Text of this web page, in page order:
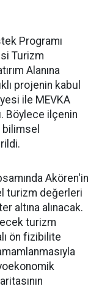
Programı
Turizm
Alanına
projenin kabul
ile MEVKA
Böylece ilçenin
Akören'in
turizm değerleri
altına alınacak.
turizm
ön fizibilite